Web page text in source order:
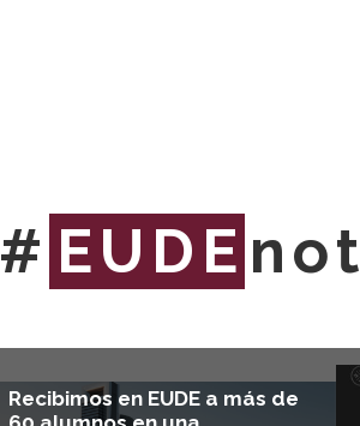
# EUDE
Recibimos en EUDE a más de